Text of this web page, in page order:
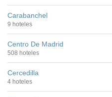
Carabanchel
9 hoteles
Centro De Madrid
508 hoteles
Cercedilla
4 hoteles